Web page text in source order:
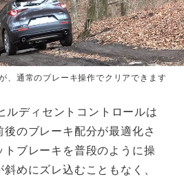
、通常のブレーキ操作でクリアできます
ルディセントコントロールは
のブレーキ配分が最適化さ
ブレーキを普段のように操
めにズレ込むこともなく、